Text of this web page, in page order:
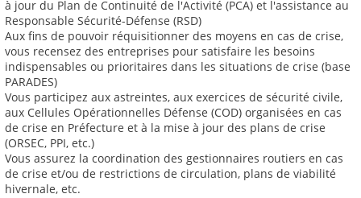
à jour du Plan de Continuité de l'Activité (PCA) et l'assistance au
Responsable Sécurité-Défense (RSD)
Aux fins de pouvoir réquisitionner des moyens en cas de crise,
vous recensez des entreprises pour satisfaire les besoins
indispensables ou prioritaires dans les situations de crise (base
PARADES)
Vous participez aux astreintes, aux exercices de sécurité civile,
aux Cellules Opérationnelles Défense (COD) organisées en cas
de crise en Préfecture et à la mise à jour des plans de crise
(ORSEC, PPI, etc.)
Vous assurez la coordination des gestionnaires routiers en cas
de crise et/ou de restrictions de circulation, plans de viabilité
hivernale, etc.